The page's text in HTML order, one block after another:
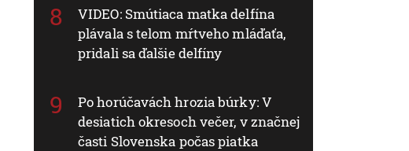
VIDEO: Smútiaca matka delfína
plávala s telom mŕtveho mláďaťa,
pridali sa ďalšie delfíny
Po horúčavách hrozia búrky: V
desiatich okresoch večer, v značnej
časti Slovenska počas piatka